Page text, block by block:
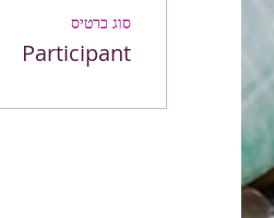
סוג כרטיס
Participant